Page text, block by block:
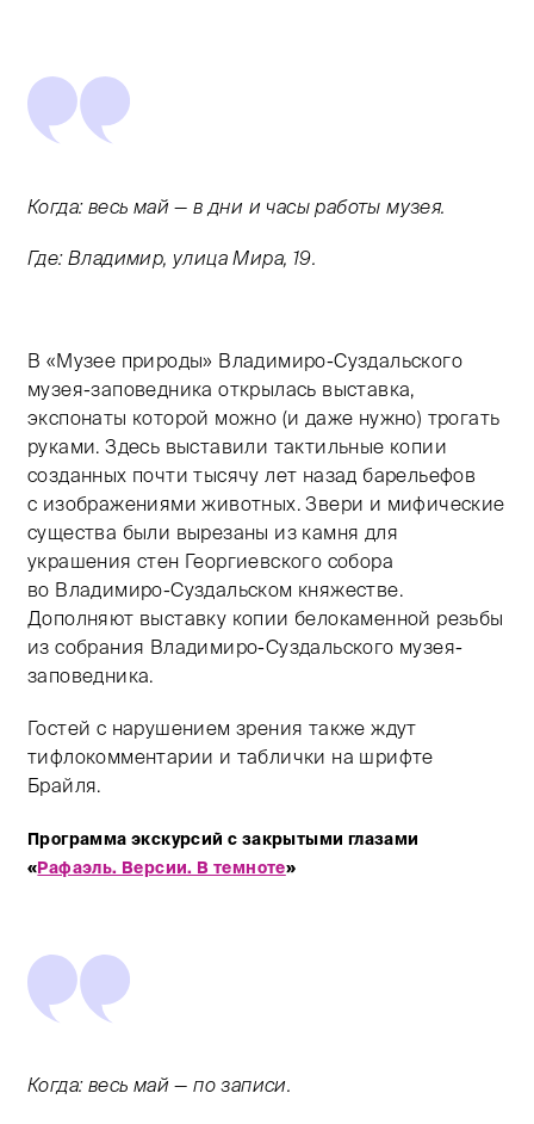
Когда: весь май — в дни и часы работы музея.
Где: Владимир, улица Мира, 19.
В «Музее природы» Владимиро-Суздальского
музея-заповедника открылась выставка,
экспонаты которой можно (и даже нужно) трогать
руками. Здесь выставили тактильные копии
созданных почти тысячу лет назад барельефов
с изображениями животных. Звери и мифические
существа были вырезаны из камня для
украшения стен Георгиевского собора
во Владимиро-Суздальском княжестве.
Дополняют выставку копии белокаменной резьбы
из собрания Владимиро-Суздальского музея-
заповедника.
Гостей с нарушением зрения также ждут
тифлокомментарии и таблички на шрифте
Брайля.
Программа экскурсий с закрытыми глазами
« Рафаэль. Версии. В темноте»
Когда: весь май — по записи.